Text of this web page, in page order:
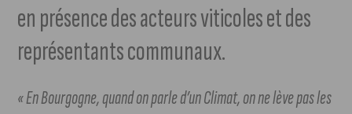
en présence des acteurs viticoles et des
représentants communaux.
« En Bourgogne, quand on parle d’un Climat, on ne lève pas les